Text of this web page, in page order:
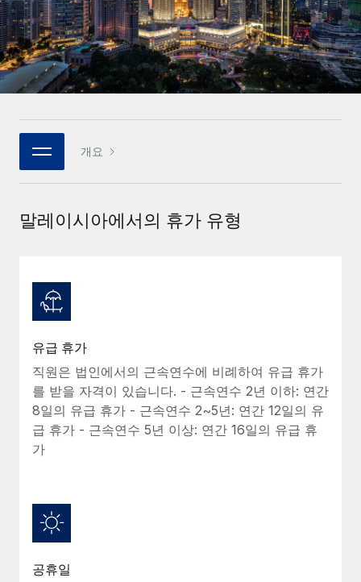
플랫폼
팀을 위한 통합된 핵심 HR 기능
연결 새로운
통합
핵심 비즈니스 도구로 프로세스를 간소화
전문가 상담
신원 조사
채용 후보자 심사 프로세스 간소화
Compliance Watchtower
기기 관리
전 세계 IT 장비 제공 및 추적 관리
법인 설립
글로벌 인재 이동 및 전근
직원 해외 이전을 간편하게 처리
복리후생
엔터프라이즈
대기업을 위한 글로벌 HR
REMOTE 파트너 되기
플랫폼에 글로벌 HR을 유연하게 통합
Remote와의 파트너십 기회 탐색
Remote Build 곧 제공 예정
사례 연구
HR 용어집
체크리스트 및 템플릿
직무 설명 라이브러리
이벤트
급여 및 인재 인사이트
모든 리소스 보기
글로벌 급여
EOR 및 PEO
계약자 관리
블로그 둘러보기
블로그
Italiano
Português (Portugal)
한국어
개요
말레이시아에서의 휴가 유형
유급 휴가
직원은 법인에서의 근속연수에 비례하여 유급 휴가
를 받을 자격이 있습니다. - 근속연수 2년 이하: 연간
8일의 유급 휴가 - 근속연수 2~5년: 연간 12일의 유
급 휴가 - 근속연수 5년 이상: 연간 16일의 유급 휴
가
공휴일